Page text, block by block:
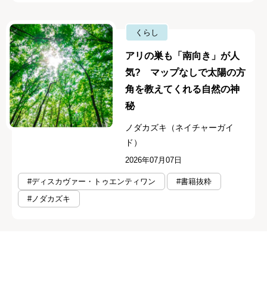
くらし
アリの巣も「南向き」が人
気? マップなしで太陽の方
角を教えてくれる自然の神
秘
ノダカズキ（ネイチャーガイ
ド）
2026年07月07日
#ディスカヴァー・トゥエンティワン
#書籍抜粋
#ノダカズキ